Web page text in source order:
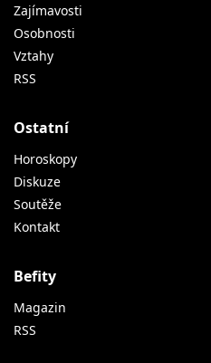
Zajímavosti
Osobnosti
Vztahy
RSS
Ostatní
Horoskopy
Diskuze
Soutěže
Kontakt
Befity
Magazin
RSS